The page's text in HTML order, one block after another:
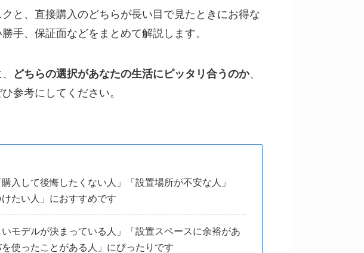
と、直接購入のどちらが長い目で見たときにお得な
手、保証面などをまとめて解説します。
どちらの選択があなたの生活にピッタリ合うのか、
参考にしてください。
入して後悔したくない人」「設置場所が不安な人」
けたい人」におすすめです
モデルが決まっている人」「設置スペースに余裕があ
使ったことがある人」にぴったりです